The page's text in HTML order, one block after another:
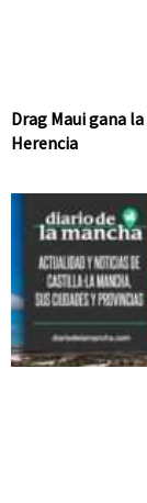
Drag Maui gana
Herencia